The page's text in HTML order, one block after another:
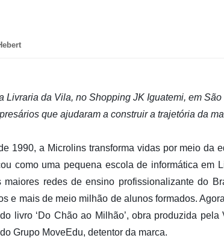
Livraria da Vila, no Shopping JK Iguatemi, em
que ajudaram a construir a trajetória da
1990, a Microlins transforma vidas por meio da
como uma pequena escola de informática em
redes de ensino profissionalizante do
e mais de meio milhão de alunos formados.
livro ‘Do Chão ao Milhão’, obra produzida pela
Grupo MoveEdu, detentor da marca.